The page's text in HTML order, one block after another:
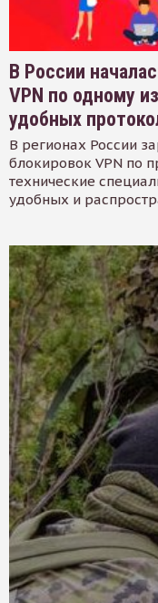
В России
VPN по одному
удобных
В регионах России
блокировок VPN по
технические
удобных и